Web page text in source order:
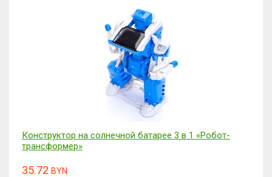
Конструктор на солнечной батарее 3 в 1 «Робот-
трансформер»
35.72 BYN